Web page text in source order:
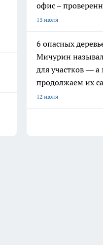
офис –
13 июля
6 опасных
Мичурин
для участков —
продолжаем их
12 июля